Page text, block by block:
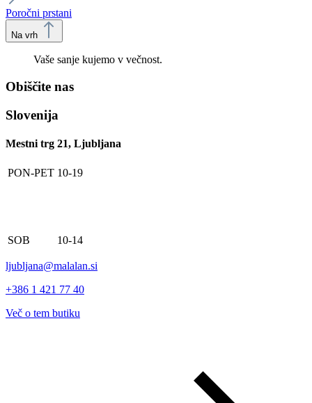
Poročni prstani
Na vrh
Vaše sanje kujemo v večnost.
Obiščite nas
Slovenija
Mestni trg 21, Ljubljana
PON-PET 10-19
SOB 10-14
ljubljana@malalan.si
+386 1 421 77 40
Več o tem butiku